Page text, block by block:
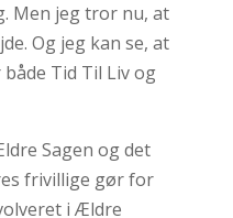
Men jeg tror nu, at
Og jeg kan se, at
Tid Til Liv og
Sagen og det
frivillige gør for
i Ældre